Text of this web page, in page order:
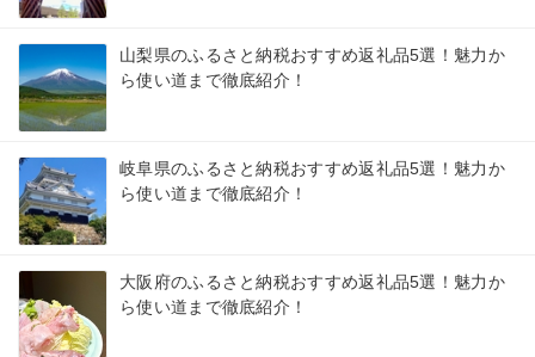
山梨県のふるさと納税おすすめ返礼品5選！魅力か
ら使い道まで徹底紹介！
岐阜県のふるさと納税おすすめ返礼品5選！魅力か
ら使い道まで徹底紹介！
大阪府のふるさと納税おすすめ返礼品5選！魅力か
ら使い道まで徹底紹介！